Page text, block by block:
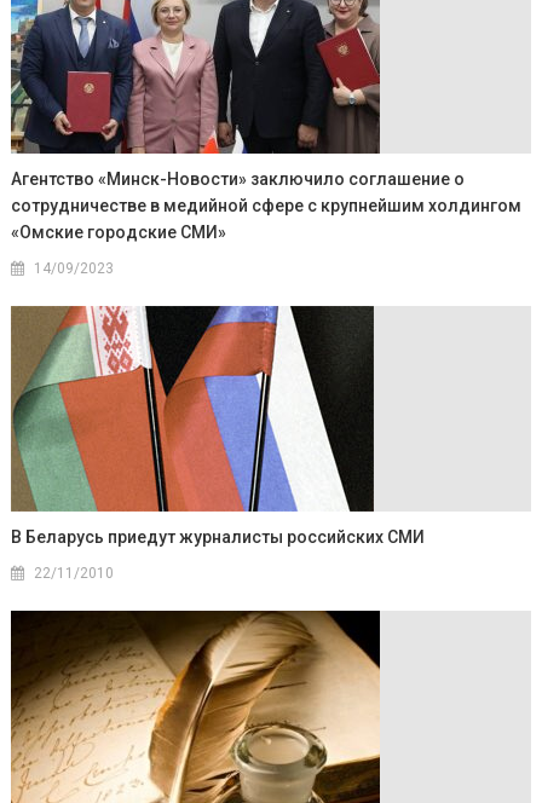
Агентство «Минск-Новости» заключило соглашение о
сотрудничестве в медийной сфере с крупнейшим холдингом
«Омские городские СМИ»
14/09/2023
В Беларусь приедут журналисты российских СМИ
22/11/2010